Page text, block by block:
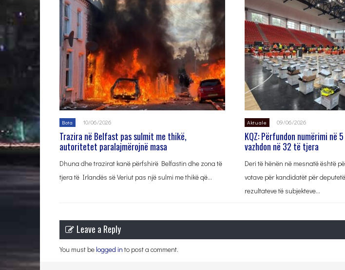
Bota 10/06/2026
Trazira në Belfast pas sulmit me thikë,
autoritetet paralajmërojnë masa
Dhuna dhe trazirat kanë përfshirë Belfastin dhe zona të
tjera të Irlandës së Veriut pas një sulmi me thikë që…
Aktuale 09/06/2026
KQZ: Përfundon numërimi në
vazhdon në 32 të tjera
Deri të hënën në mesnatë është
votave për kandidatët për
rezultateve të subjekteve…
Leave a Reply
You must be logged in to post a comment.